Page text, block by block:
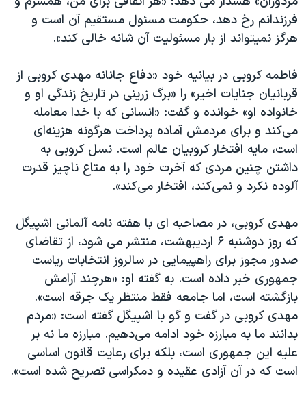
فرزندانم رخ دهد، حکومت مسئول مستقیم آن است و
هرگز نمیتواند از بار مسئولیت آن شانه خالی کند».
فاطمه کروبی در بیانیه خود «دفاع جانانه مهدی کروبی از
قربانيان جنايات اخير» را «برگ زرينی در تاريخ زندگی او و
خانواده او» خوانده و گفت: «انسانی که با خدا معامله
می‌کند و برای مردمش آماده پرداخت هرگونه هزينه‌ای
است، مايه افتخار کروبيان عالم است. نسل کروبی به
داشتن چنين مردی که آخرت خود را به متاع ناچيز قدرت
آلوده نکرد و نمی‌کند، افتخار می‌کند».
مهدی کروبی، در مصاحبه‌ ای با هفته نامه آلمانی اشپیگل
که روز دوشنبه ۶ اردیبهشت، منتشر می شود، از تقاضای
صدور مجوز برای راهپیمایی در سالروز انتخابات ریاست
جمهوری خبر داده است. به گفته او: «هرچند آرامش
بازگشته‌ است، اما جامعه فقط منتظر یک جرقه است».
مهدی کروبی در گفت و گو با اشپیگل گفته است: «مردم
بدانند ما به مبارزه خود ادامه می‌دهیم. مبارزه ما نه بر
علیه این جمهوری است، بلکه برای رعایت قانون اساسی
است که در آن آزادی عقیده و دمکراسی تصریح شده است».